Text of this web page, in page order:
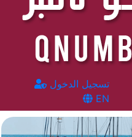
تسجيل الدخول
EN